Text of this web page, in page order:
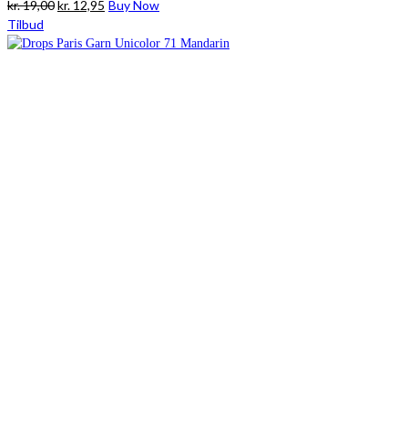
kr.19,00Den
pris
kr. 12,95 Den
pris
Buy Now
Tilbud